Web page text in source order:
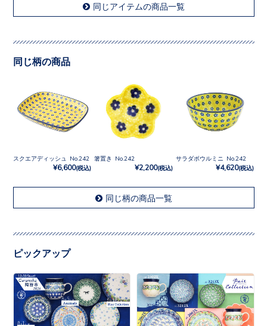
同じアイテムの商品一覧
同じ柄の商品
スクエアディッシュ No.242
¥6,600(税込)
箸置き No.242
¥2,200(税込)
サラダボウルミニ No.242
¥4,620(税込)
同じ柄の商品一覧
ピックアップ